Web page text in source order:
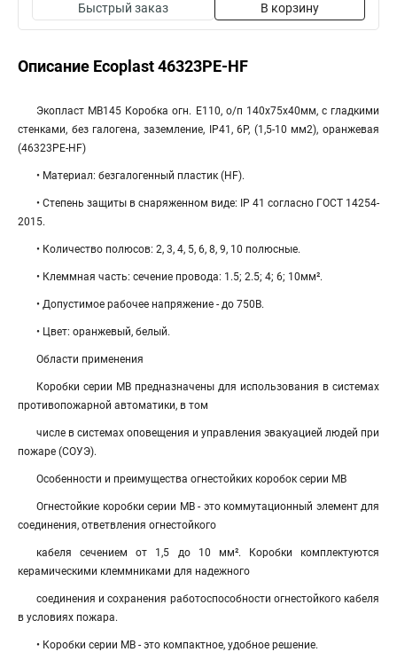
Быстрый заказ В корзину
Описание Ecoplast 46323PE-HF
Экопласт MB145 Коробка огн. E110, о/п 140х75х40мм, с гладкими
стенками, без галогена, заземление, IP41, 6P, (1,5-10 мм2), оранжевая
(46323PE-HF)
• Материал: безгалогенный пластик (HF).
• Степень защиты в снаряженном виде: IP 41 согласно ГОСТ 14254-
2015.
• Количество полюсов: 2, 3, 4, 5, 6, 8, 9, 10 полюсные.
• Клеммная часть: cечение провода: 1.5; 2.5; 4; 6; 10мм².
• Допустимое рабочее напряжение - до 750В.
• Цвет: оранжевый, белый.
Области применения
Коробки серии МВ предназначены для использования в системах
противопожарной автоматики, в том
числе в системах оповещения и управления эвакуацией людей при
пожаре (СОУЭ).
Особенности и преимущества огнестойких коробок серии МВ
Огнестойкие коробки серии МВ - это коммутационный элемент для
соединения, ответвления огнестойкого
кабеля сечением от 1,5 до 10 мм². Коробки комплектуются
керамическими клеммниками для надежного
соединения и сохранения работоспособности огнестойкого кабеля
в условиях пожара.
• Коробки серии МВ - это компактное, удобное решение.